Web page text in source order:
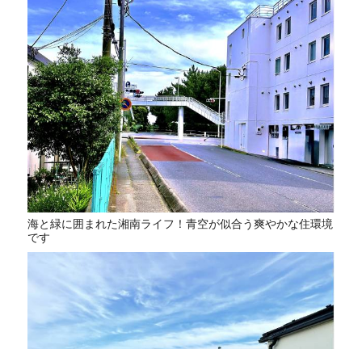
海と緑に囲まれた湘南ライフ！青空が似合う爽やかな住環境
です